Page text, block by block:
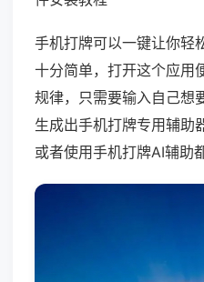
手机打牌可以一键让你轻
十分简单，打开这个应用
规律，只需要输入自己想
生成出手机打牌专用辅助
或者使用手机打牌AI辅助